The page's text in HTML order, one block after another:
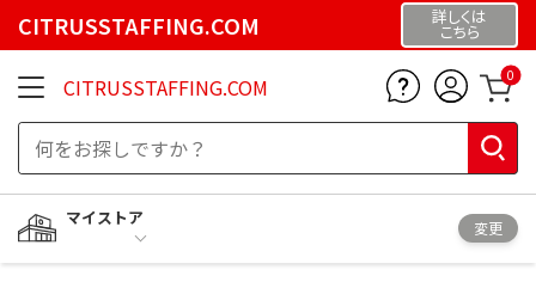
CITRUSSTAFFING.COM 詳しくは
こちら
CITRUSSTAFFING.COM 0
マイストア
変更